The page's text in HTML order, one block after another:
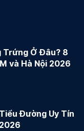
Trứng Ở Đâu? 8
và Hà Nội 2026
Đường Uy Tín